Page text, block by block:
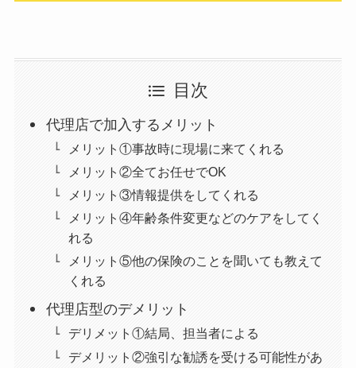
目次
代理店で加入するメリット
メリット①事故時に現場に来てくれる
メリット②全てお任せでOK
メリット③情報提供をしてくれる
メリット④年齢条件変更などのケアをしてく
れる
メリット⑤他の保険のことを聞いても教えて
くれる
代理店型のデメリット
デリメット①結局、担当者による
デメリット②強引な勧誘を受ける可能性があ